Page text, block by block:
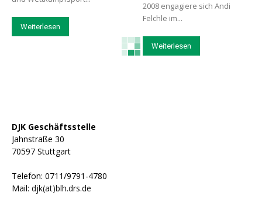
Weiterlesen
2008 engagiere sich Andi
Felchle im...
Weiterlesen
DJK Geschäftsstelle
Jahnstraße 30
70597 Stuttgart
Telefon: 0711/9791-4780
Mail: djk(at)blh.drs.de